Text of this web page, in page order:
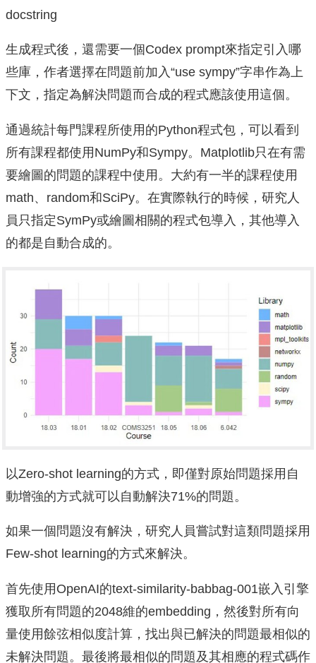
docstring
生成程式後，還需要一個Codex prompt來指定引入哪
些庫，作者選擇在問題前加入“use sympy”字串作為上
下文，指定為解決問題而合成的程式應該使用這個。
通過統計每門課程所使用的Python程式包，可以看到
所有課程都使用NumPy和Sympy。Matplotlib只在有需
要繪圖的問題的課程中使用。大約有一半的課程使用
math、random和SciPy。在實際執行的時候，研究人
員只指定SymPy或繪圖相關的程式包導入，其他導入
的都是自動合成的。
以Zero-shot learning的方式，即僅對原始問題採用自
動增強的方式就可以自動解決71%的問題。
如果一個問題沒有解決，研究人員嘗試對這類問題採用
Few-shot learning的方式來解決。
首先使用OpenAI的text-similarity-babbag-001嵌入引擎
獲取所有問題的2048維的embedding，然後對所有向
量使用餘弦相似度計算，找出與已解決的問題最相似的
未解決問題。最後將最相似的問題及其相應的程式碼作